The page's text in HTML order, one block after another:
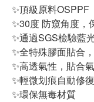
✨頂級原料OSPPF
✨30度 防窺角度，
✨通過SGS檢驗藍
✨全特殊膠面貼合
✨高透氣性，貼合
✨輕微划痕自動修復
✨環保無毒材質